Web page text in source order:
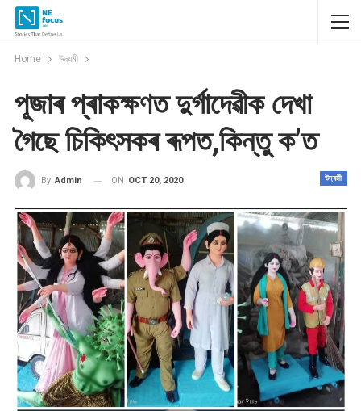
Home উদ্যমী
পূজাৰ প্ৰাকক্ষণত দুৰ্গাদেৱীক দেখা
গৈছে চিকিৎসকৰ ৰূপত,কিন্তু ক’ত
উদ্যমী
By Admin ON OCT 20, 2020